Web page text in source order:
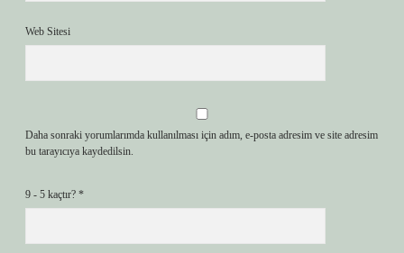
Web Sitesi
Daha sonraki yorumlarımda kullanılması için adım, e-posta adresim ve site adresim
bu tarayıcıya kaydedilsin.
9 - 5 kaçtır? *